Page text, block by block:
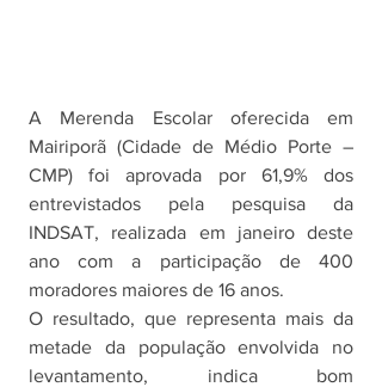
A Merenda Escolar oferecida em
Mairiporã (Cidade de Médio Porte –
CMP) foi aprovada por 61,9% dos
entrevistados pela pesquisa da
INDSAT, realizada em janeiro deste
ano com a participação de 400
moradores maiores de 16 anos.
O resultado, que representa mais da
metade da população envolvida no
levantamento, indica bom